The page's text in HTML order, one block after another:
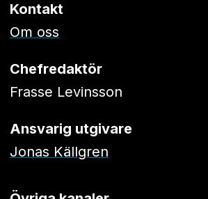
Kontakt
Om oss
Chefredaktör
Frasse Levinsson
Ansvarig utgivare
Jonas Källgren